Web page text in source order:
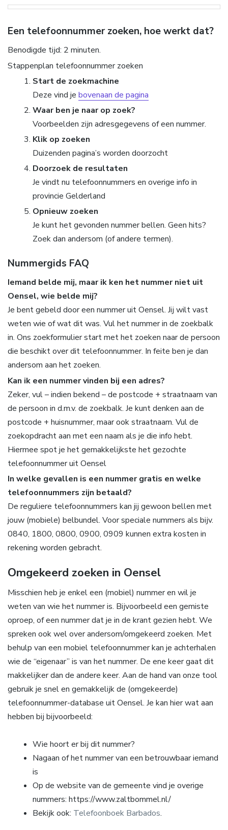
Een telefoonnummer zoeken, hoe werkt dat?
Benodigde tijd: 2 minuten.
Stappenplan telefoonnummer zoeken
Start de zoekmachine
Deze vind je bovenaan de pagina
Waar ben je naar op zoek?
Voorbeelden zijn adresgegevens of een nummer.
Klik op zoeken
Duizenden pagina’s worden doorzocht
Doorzoek de resultaten
Je vindt nu telefoonnummers en overige info in
provincie Gelderland
Opnieuw zoeken
Je kunt het gevonden nummer bellen. Geen hits?
Zoek dan andersom (of andere termen).
Nummergids FAQ
Iemand belde mij, maar ik ken het nummer niet uit
Oensel, wie belde mij?
Je bent gebeld door een nummer uit Oensel. Jij wilt vast
weten wie of wat dit was. Vul het nummer in de zoekbalk
in. Ons zoekformulier start met het zoeken naar de persoon
die beschikt over dit telefoonnummer. In feite ben je dan
andersom aan het zoeken.
Kan ik een nummer vinden bij een adres?
Zeker, vul – indien bekend – de postcode + straatnaam van
de persoon in d.m.v. de zoekbalk. Je kunt denken aan de
postcode + huisnummer, maar ook straatnaam. Vul de
zoekopdracht aan met een naam als je die info hebt.
Hiermee spot je het gemakkelijkste het gezochte
telefoonnummer uit Oensel
In welke gevallen is een nummer gratis en welke
telefoonnummers zijn betaald?
De reguliere telefoonnummers kan jij gewoon bellen met
jouw (mobiele) belbundel. Voor speciale nummers als bijv.
0840, 1800, 0800, 0900, 0909 kunnen extra kosten in
rekening worden gebracht.
Omgekeerd zoeken in Oensel
Misschien heb je enkel een (mobiel) nummer en wil je
weten van wie het nummer is. Bijvoorbeeld een gemiste
oproep, of een nummer dat je in de krant gezien hebt. We
spreken ook wel over andersom/omgekeerd zoeken. Met
behulp van een mobiel telefoonnummer kan je achterhalen
wie de “eigenaar” is van het nummer. De ene keer gaat dit
makkelijker dan de andere keer. Aan de hand van onze tool
gebruik je snel en gemakkelijk de (omgekeerde)
telefoonnummer-database uit Oensel. Je kan hier wat aan
hebben bij bijvoorbeeld:
Wie hoort er bij dit nummer?
Nagaan of het nummer van een betrouwbaar iemand
is
Op de website van de gemeente vind je overige
nummers: https://www.zaltbommel.nl/
Bekijk ook: Telefoonboek Barbados.